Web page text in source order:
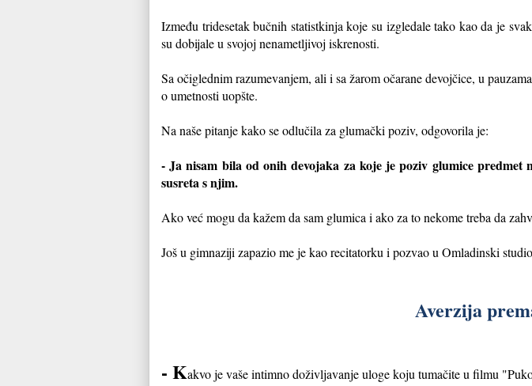
Između tridesetak bučnih statistkinja koje su izgledale tako kao da je
su dobijale u svojoj nenametljivoj iskrenosti.
Sa očiglednim razumevanjem, ali i sa žarom očarane devojčice, u
o umetnosti uopšte.
Na naše pitanje kako se odlučila za glumački poziv, odgovorila je:
- Ja nisam bila od onih devojaka za koje je poziv glumice predmet
susreta s njim.
Ako već mogu da kažem da sam glumica i ako za to nekome treba da
Još u gimnaziji zapazio me je kao recitatorku i pozvao u Omladinski
Averzija
- Kakvo je vaše intimno doživljavanje uloge koju tumačite u filmu